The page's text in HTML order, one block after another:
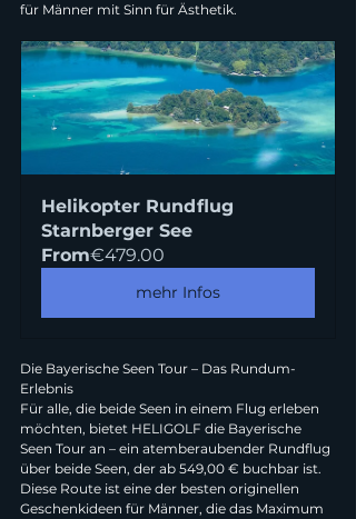
für Männer mit Sinn für Ästhetik.
Helikopter Rundflug
Starnberger See
From€479.00
mehr Infos
Die Bayerische Seen Tour – Das Rundum-
Erlebnis
Für alle, die beide Seen in einem Flug erleben
möchten, bietet HELIGOLF die Bayerische
Seen Tour an – ein atemberaubender Rundflug
über beide Seen, der ab 549,00 € buchbar ist.
Diese Route ist eine der besten originellen
Geschenkideen für Männer, die das Maximum